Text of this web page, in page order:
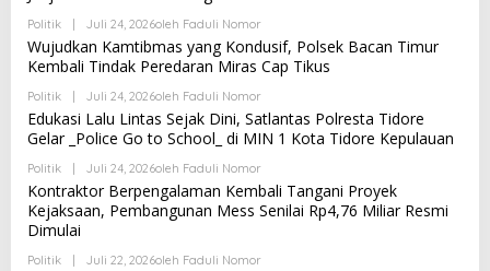
Politik Juli 24, 2026Oleh Faduli Nomor
Wujudkan Kamtibmas yang Kondusif, Polsek Bacan Timur
Kembali Tindak Peredaran Miras Cap Tikus
Politik Juli 24, 2026Oleh Faduli Nomor
Edukasi Lalu Lintas Sejak Dini, Satlantas Polresta Tidore
Gelar _Police Go to School_ di MIN 1 Kota Tidore Kepulauan
Politik Juli 24, 2026Oleh Faduli Nomor
Kontraktor Berpengalaman Kembali Tangani Proyek
Kejaksaan, Pembangunan Mess Senilai Rp4,76 Miliar Resmi
Dimulai
Politik Juli 22, 2026Oleh Faduli Nomor